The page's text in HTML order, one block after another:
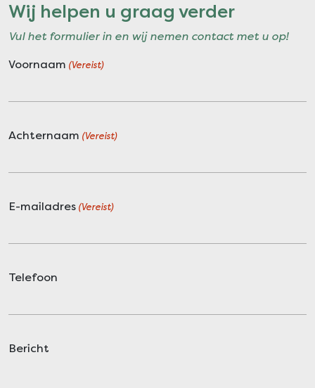
Wij helpen u graag verder
Vul het formulier in en wij nemen contact met u op!
Voornaam (Vereist)
Achternaam (Vereist)
E-mailadres (Vereist)
Telefoon
Bericht